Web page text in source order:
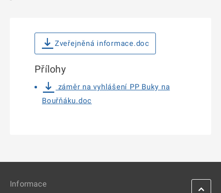
Zveřejněná informace.doc
Přílohy
záměr na vyhlášení PP Buky na
Bouřňáku.doc
Informace